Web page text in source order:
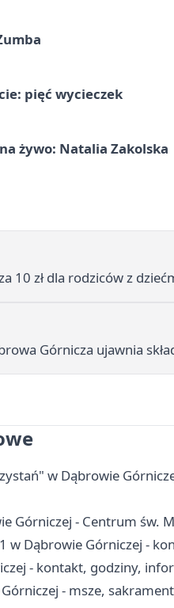
pięć wycieczek
żywo: Natalia Zakolska
10 zł dla rodziców z
Górnicza ujawnia
w Dąbrowie
Górniczej - Centrum św.
w Dąbrowie Górniczej -
- kontakt, godziny,
- msze,